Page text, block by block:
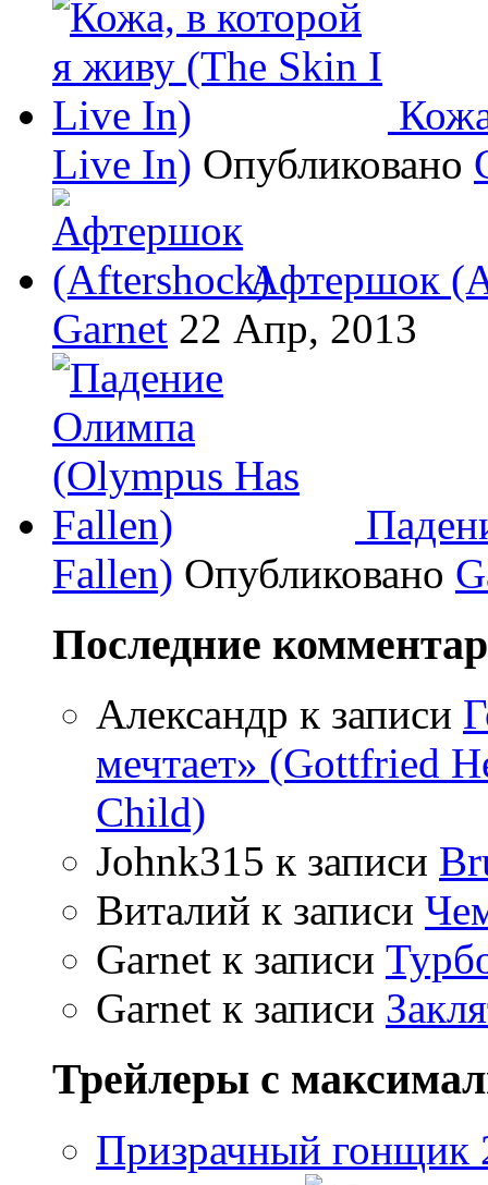
Live In) Опубликовано
Афтершок
Garnet 22 Апр, 2013
Fallen) Опубликовано
Последние
Александр к записи
мечтает» (Gottfried
Child)
Johnk315 к записи
Виталий к записи
Garnet к записи
Garnet к записи
Трейлеры с
Призрачный гонщик